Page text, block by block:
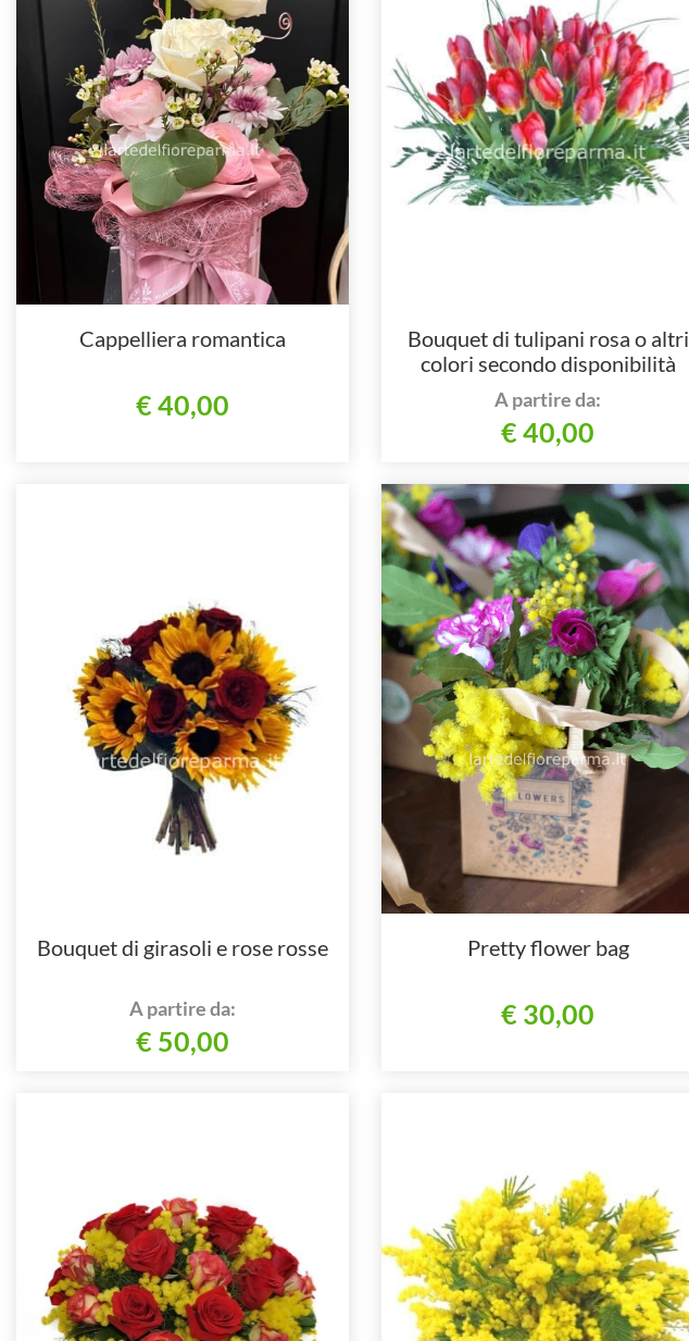
Cappelliera romantica
€ 40,00
Bouquet di tulipani rosa o altri
colori secondo disponibilità
stagionale e del negozio
A partire da:
€ 40,00
Bouquet di girasoli e rose rosse
A partire da:
€ 50,00
Pretty flower bag
€ 30,00